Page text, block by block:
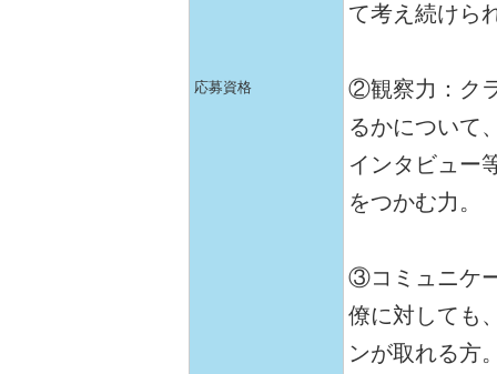
応募資格
て考え続けら
②観察力：ク
るかについて
インタビュー
をつかむ力。
③コミュニケ
僚に対しても
ンが取れる方